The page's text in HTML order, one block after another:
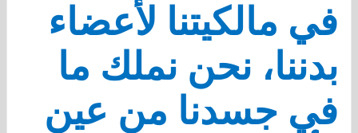
في مالكيتنا لأعضاء
بدننا، نحن نملك ما
في جسدنا من عين